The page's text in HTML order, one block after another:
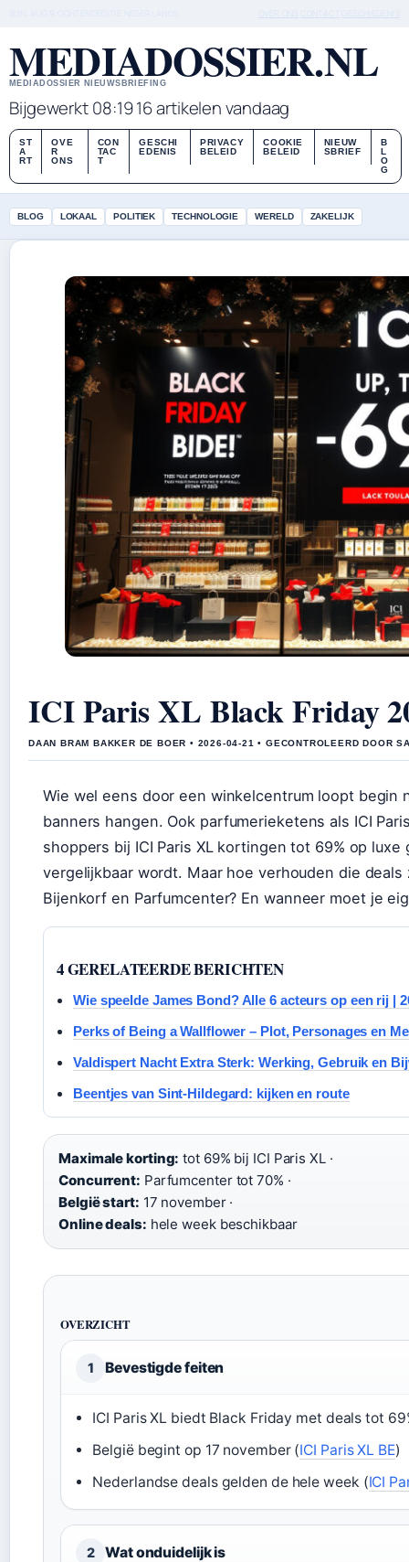
MEDIADOSSIER.NL
MEDIADOSSIER NIEUWSBRIEFING
Bijgewerkt 08:1916 artikelen vandaag
ST
A
RT
OVE
R
ONS
CON
TAC
T
GESCHI
EDENIS
PRIVACY
BELEID
COOKIE
BELEID
NIEUW
SBRIEF
B
L
O
G
BLOG LOKAAL POLITIEK TECHNOLOGIE WERELD ZAKELIJK
ICI Paris XL Black Friday
DAAN BRAM BAKKER DE BOER • 2026-04-21 • GECONTROLEERD DOOR
Wie wel eens door een winkelcentrum loopt
banners hangen. Ook parfumerieketens als ICI
shoppers bij ICI Paris XL kortingen tot 69% op
vergelijkbaar wordt. Maar hoe verhouden die
Bijenkorf en Parfumcenter? En wanneer moet je
4 GERELATEERDE BERICHTEN
Wie speelde James Bond? Alle 6 acteurs op een rij |
Perks of Being a Wallflower – Plot, Personages en
Valdispert Nacht Extra Sterk: Werking, Gebruik en
Beentjes van Sint-Hildegard: kijken en route
Maximale korting: tot 69% bij ICI Paris XL ·
Concurrent: Parfumcenter tot 70% ·
België start: 17 november ·
Online deals: hele week beschikbaar
OVERZICHT
1 Bevestigde feiten
ICI Paris XL biedt Black Friday met deals tot
België begint op 17 november (ICI Paris XL BE)
Nederlandse deals gelden de hele week (ICI
2 Wat onduidelijk is